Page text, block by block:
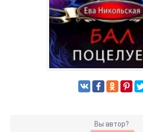
Вы автор?